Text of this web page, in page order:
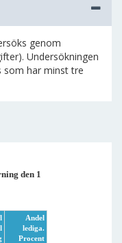
genom
Undersökningen
som har minst tre
den 1
Andel
lediga.
Procent